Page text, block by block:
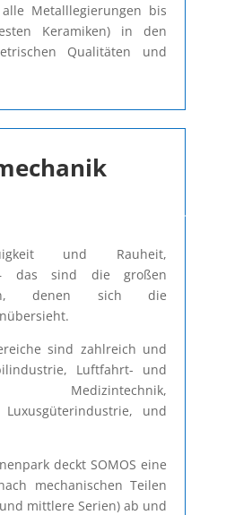
Metalllegierungen bis
Keramiken) in den
Qualitäten und
und Rauheit,
– das sind die großen
denen sich die
sind zahlreich und
Luftfahrt- und
Medizintechnik,
Luxusgüterindustrie, und
deckt SOMOS eine
mechanischen Teilen
mittlere Serien) ab und